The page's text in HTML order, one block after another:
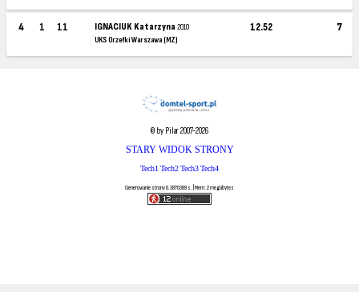
4 1 11 IGNACIUK Katarzyna2010
UKS Orzełki Warszawa (MZ)
12.52 7
© by Pilar 2007-2026
STARY WIDOK STRONY
Tech1 Tech2Tech3Tech4
Generowanie strony 0.3870389 s. | Mem: 2 megabytes